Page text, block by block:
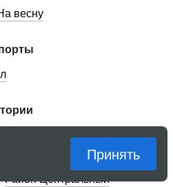
весну
Район Зелёная Роща
Левый берег
Район Центральный
Принять